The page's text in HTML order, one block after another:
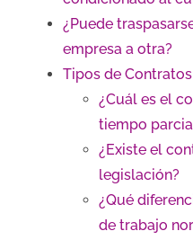
¿Puede
empresa a otra?
Tipos de Contratos
¿Cuál es el
tiempo
¿Existe el
legislación?
¿Qué
de trabajo